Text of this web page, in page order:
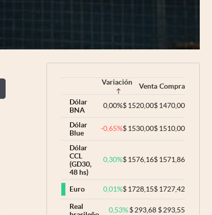
Variación Venta Compra
Dólar
BNA
0,00%$1520,00$1470,00
Dólar
Blue
-0,65%$1530,00$1510,00
Dólar
CCL
(GD30,
48 hs)
0,30%$1576,16$1571,86
Euro 0,01%$1728,15$1727,42
Real
0,53% $293,68 $293,55